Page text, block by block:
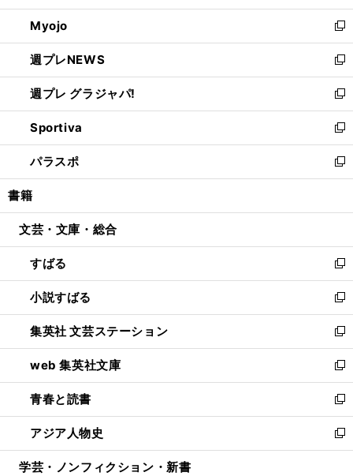
開
く
ウ
で
開
く
ン
ド
ウ
で
開
く
ウ
ィ
ン
ド
ウ
で
開
く
Myojo
新
し
い
ウ
ィ
ン
ド
ウ
で
開
週プレNEWS
新
し
い
ウ
ィ
ン
ド
ウ
開
週プレ グラジャパ!
新
し
い
ウ
ィ
ン
ウ
開
く
Sportiva
新
し
い
ウ
ン
ウ
で
開
く
パラスポ
新
し
ウ
ン
ド
ウ
で
開
く
書籍
文芸・文庫・総合
すばる
新
し
い
ウ
ィ
ン
ド
ウ
で
開
く
小説すばる
新
し
い
ウ
ィ
ン
ド
ウ
で
開
集英社 文芸ステーション
新
し
い
ウ
ィ
ン
ド
ウ
web 集英社文庫
新
し
い
ウ
ィ
ン
青春と読書
新
し
い
ウ
アジア人物史
新
し
学芸・ノンフィクション・新書